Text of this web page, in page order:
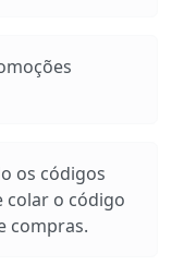
os códigos
colar o código
compras.